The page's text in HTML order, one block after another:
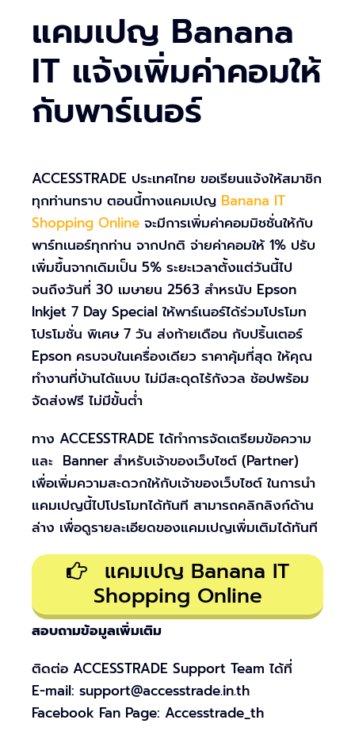
แคมเปญ Banana
IT แจ้งเพิ่มค่าคอมให้
กับพาร์เนอร์
ACCESSTRADE ประเทศไทย ขอเรียนแจ้งให้สมาชิก
ทุกท่านทราบ ตอนนี้ทางแคมเปญ Banana IT
Shopping Online จะมีการเพิ่มค่าคอมมิชชั่นให้กับ
พาร์ทเนอร์ทุกท่าน จากปกติ จ่ายค่าคอมให้ 1% ปรับ
เพิ่มขึ้นจากเดิมเป็น 5% ระยะเวลาตั้งแต่วันนี้ไป
จนถึงวันที่ 30 เมษายน 2563 สำหรนับ Epson
Inkjet 7 Day Special ให้พาร์เนอร์ได้ร่วมโปรโมท
โปรโมชั่น พิเศษ 7 วัน ส่งท้ายเดือน กับปริ้นเตอร์
Epson ครบจบในเครื่องเดียว ราคาคุ้มที่สุด ให้คุณ
ทำงานที่บ้านได้แบบ ไม่มีสะดุดไร้กังวล ช้อปพร้อม
จัดส่งฟรี ไม่มีขั้นต่ำ
ทาง ACCESSTRADE ได้ทำการจัดเตรียมข้อความ
และ Banner สำหรับเจ้าของเว็บไซต์ (Partner)
เพื่อเพิ่มความสะดวกให้กับเจ้าของเว็บไซต์ ในการนำ
แคมเปญนี้ไปโปรโมทได้ทันที สามารถคลิกลิงก์ด้าน
ล่าง เพื่อดูรายละเอียดของแคมเปญเพิ่มเติมได้ทันที
แคมเปญ Banana IT
Shopping Online
สอบถามข้อมูลเพิ่มเติม
ติดต่อ ACCESSTRADE Support Team ได้ที่
E-mail: support@accesstrade.in.th
Facebook Fan Page: Accesstrade_th